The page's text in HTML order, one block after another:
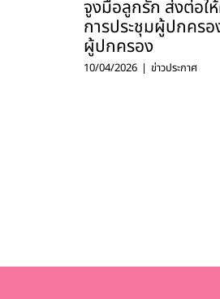
จูงมือลูกรัก ส่งต่อให้
การประชุมผู้ปกครอ
ผู้ปกครอง
10/04/2026 | ข่าวประกาศ